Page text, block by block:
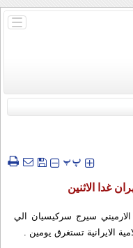
باز
‍‍‍ پپ
غدا الاثنين
سيرج سركيسيان الي
الايرانية تستغرق يومين .